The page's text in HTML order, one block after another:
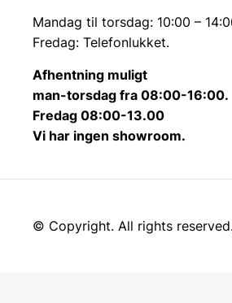
Mandag til torsdag: 10:00 –
Fredag: Telefonlukket.
Afhentning muligt
man-torsdag fra 08:00-16:00.
Fredag 08:00-13.00
Vi har ingen showroom.
© Copyright. All rights